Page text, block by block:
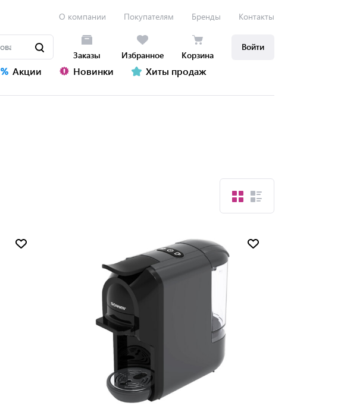
О компании Покупателям Бренды Контакты
Заказы Избранное Корзина
Войти
Акции Новинки Хиты продаж